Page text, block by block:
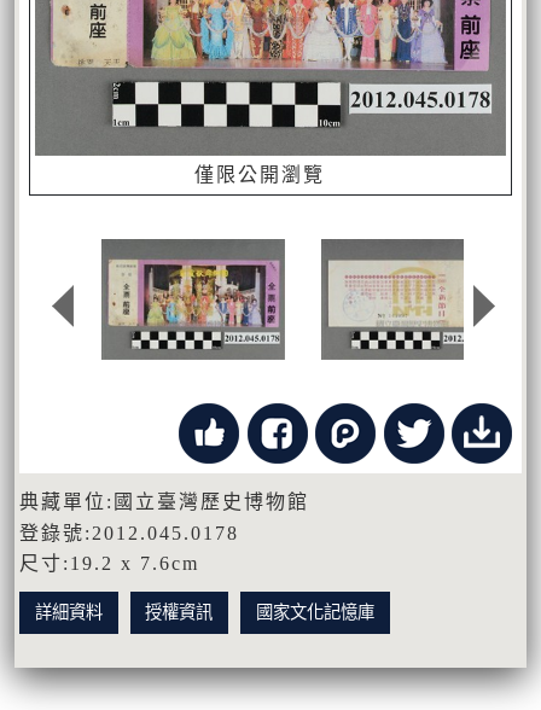
僅限公開瀏覽
典藏單位:國立臺灣歷史博物館
登錄號:2012.045.0178
尺寸:19.2 x 7.6cm
詳細資料 授權資訊 國家文化記憶庫